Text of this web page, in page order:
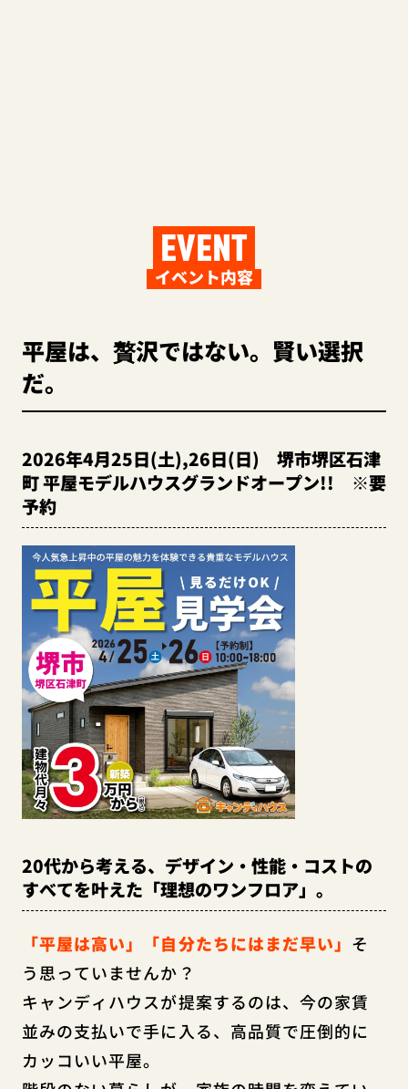
EVENT
イベント内容
平屋は、贅沢ではない。賢い選択
だ。
2026年4月25日(土),26日(日) 堺市堺区石津
町 平屋モデルハウスグランドオープン!! ※要
予約
20代から考える、デザイン・性能・コストの
すべてを叶えた「理想のワンフロア」。
「平屋は高い」「自分たちにはまだ早い」 そ
う思っていませんか？
キャンディハウスが提案するのは、今の家賃
並みの支払いで手に入る、高品質で圧倒的に
カッコいい平屋。